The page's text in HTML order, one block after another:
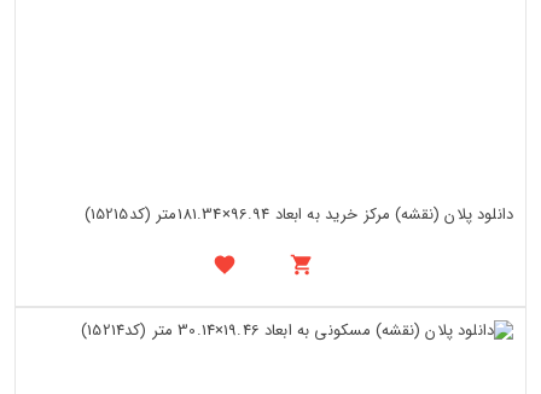
دانلود پلان (نقشه) مرکز خرید به ابعاد 96.94×181.34متر (کد15215)